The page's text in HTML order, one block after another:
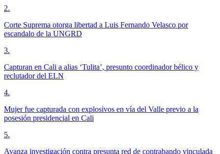
2.
Corte Suprema otorga libertad a Luis Fernando Velasco por
escandalo de la UNGRD
3.
Capturan en Cali a alias ‘Tulita’, presunto coordinador bélico y
reclutador del ELN
4.
Mujer fue capturada con explosivos en vía del Valle previo a la
posesión presidencial en Cali
5.
Avanza investigación contra presunta red de contrabando vinculada